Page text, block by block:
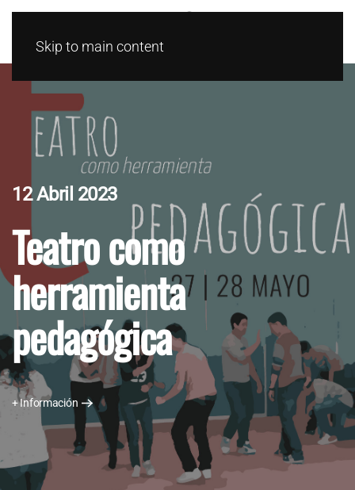
Skip to main content
12 Abril 2023
Teatro como
herramienta
pedagógica
+ Información